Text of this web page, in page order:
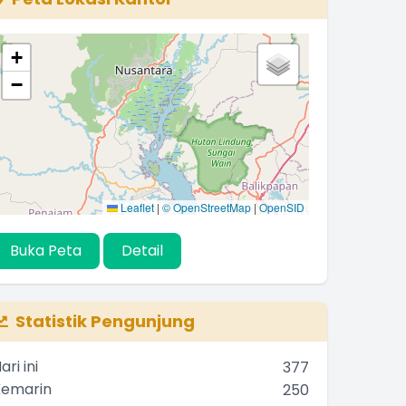
+
−
Leaflet | © OpenStreetMap |OpenSID
Buka Peta Detail
Statistik Pengunjung
ini
377
250